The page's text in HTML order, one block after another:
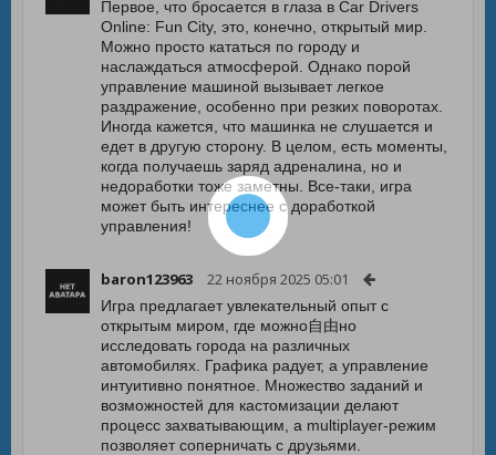
Первое, что бросается в глаза в Car Drivers
Online: Fun City, это, конечно, открытый мир.
Можно просто кататься по городу и
наслаждаться атмосферой. Однако порой
управление машиной вызывает легкое
раздражение, особенно при резких поворотах.
Иногда кажется, что машинка не слушается и
едет в другую сторону. В целом, есть моменты,
когда получаешь заряд адреналина, но и
недоработки тоже заметны. Все-таки, игра
может быть интереснее с доработкой
управления!
baron123963 22 ноября 2025 05:01
Игра предлагает увлекательный опыт с
открытым миром, где можно自由но
исследовать города на различных
автомобилях. Графика радует, а управление
интуитивно понятное. Множество заданий и
возможностей для кастомизации делают
процесс захватывающим, а multiplayer-режим
позволяет соперничать с друзьями.